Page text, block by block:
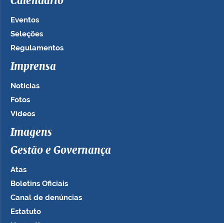
Eventos
Seleções
Regulamentos
Imprensa
Notícias
Fotos
Vídeos
Imagens
Gestão e Governança
Atas
Boletins Oficiais
Canal de denúncias
Estatuto